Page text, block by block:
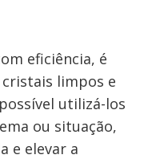
eficiência, é
limpos e
utilizá-los
ou situação,
e elevar a